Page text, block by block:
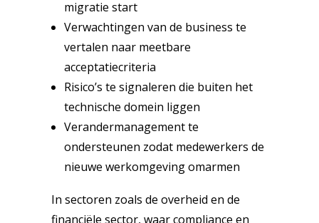
migratie start
Verwachtingen van de business te
vertalen naar meetbare
acceptatiecriteria
Risico’s te signaleren die buiten het
technische domein liggen
Verandermanagement te
ondersteunen zodat medewerkers de
nieuwe werkomgeving omarmen
In sectoren zoals de overheid en de
financiële sector, waar compliance en